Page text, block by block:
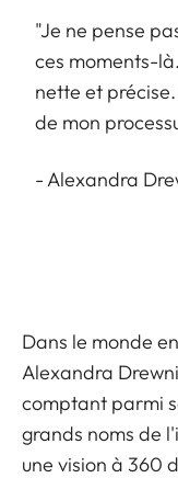
"Je ne pense
ces moments-
nette et
de mon
- Alexandra
Dans le monde
Alexandra
comptant parmi
grands noms de
une vision à 360